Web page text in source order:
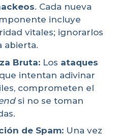
. Cada nueva
incluye
vitales; ignorarlos
abierta.
Bruta: Los ataques
intentan adivinar
comprometen el
si no se toman
de Spam: Una vez